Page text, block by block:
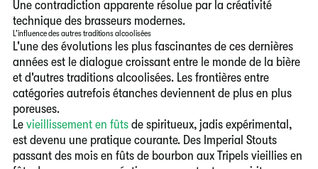
Une contradiction apparente résolue par la créativité
technique des brasseurs modernes.
L'influence des autres traditions alcoolisées
L'une des évolutions les plus fascinantes de ces dernières
années est le dialogue croissant entre le monde de la bière
et d'autres traditions alcoolisées. Les frontières entre
catégories autrefois étanches deviennent de plus en plus
poreuses.
Le vieillissement en fûtsde spiritueux, jadis expérimental,
est devenu une pratique courante. Des Imperial Stouts
passant des mois en fûts de bourbon aux Tripels vieillies en